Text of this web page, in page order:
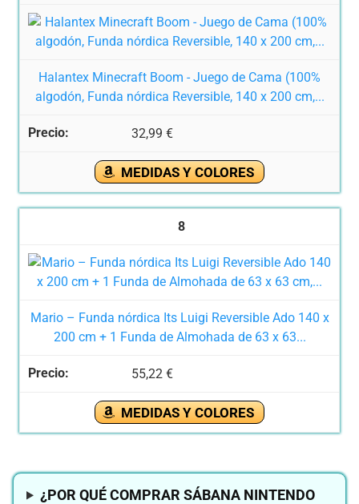
Halantex Minecraft Boom - Juego de Cama (100%
algodón, Funda nórdica Reversible, 140 x 200 cm,...
32,99 €
MEDIDAS Y COLORES
8
Mario – Funda nórdica Its Luigi Reversible Ado 140 x
200 cm + 1 Funda de Almohada de 63 x 63...
55,22 €
MEDIDAS Y COLORES
¿POR QUÉ COMPRAR SÁBANA NINTENDO